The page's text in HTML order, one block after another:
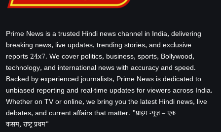
Prime News is a trusted Hindi news channel in India, delivering
breaking news, live updates, trending stories, and exclusive
reports 24x7. We cover politics, business, sports, Bollywood,
technology, and international news with accuracy and speed.
Backed by experienced journalists, Prime News is dedicated to
unbiased reporting and real-time updates for viewers across India.
Whether on TV or online, we bring you the latest Hindi news, live
debates, and current affairs that matter. "प्राइम न्यूज़ – एक
कसम, राष्ट्र प्रथम"